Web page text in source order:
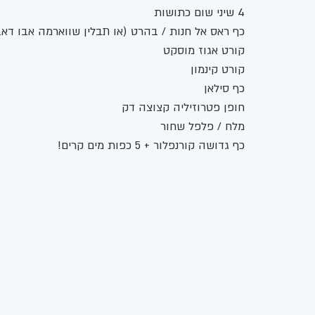
4 שיני שום כתושות
כף ראס אל חנות / בהרט (או תבלין שווארמה אבו
קורט אגוז מוסקט
קורט קינמון
כף סילאן
חופן פטרוזיליה קצוצה דק
מלח / פלפל שחור
כף גדושה קורנפלור + 5 כפות מים קרים!